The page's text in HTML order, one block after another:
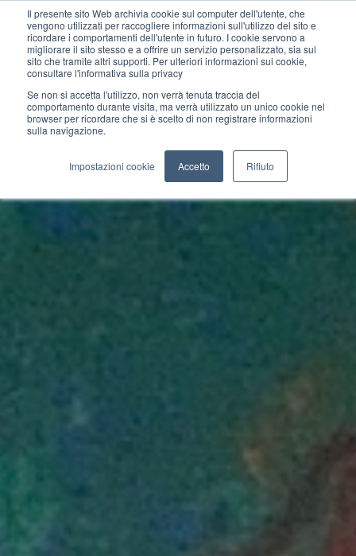
Il presente sito Web archivia cookie sul computer dell'utente, che
vengono utilizzati per raccogliere informazioni sull'utilizzo del sito e
ricordare i comportamenti dell'utente in futuro. I cookie servono a
migliorare il sito stesso e a offrire un servizio personalizzato, sia sul
sito che tramite altri supporti. Per ulteriori informazioni sui cookie,
consultare l'informativa sulla privacy
Se non si accetta l'utilizzo, non verrà tenuta traccia del
comportamento durante visita, ma verrà utilizzato un unico cookie nel
browser per ricordare che si è scelto di non registrare informazioni
sulla navigazione.
Impostazioni cookie Accetto Rifiuto